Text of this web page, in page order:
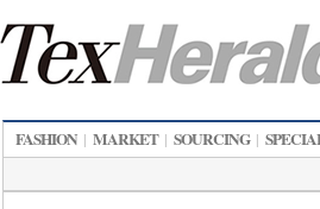
FASHION | MARKET | SOURCING |